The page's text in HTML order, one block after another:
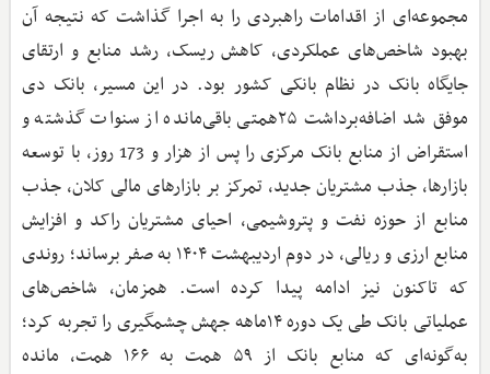
مجموعه‌ای از اقدامات راهبردی را به اجرا گذاشت که نتیجه آن
بهبود شاخص‌های عملکردی، کاهش ریسک، رشد منابع و ارتقای
جایگاه بانک در نظام بانکی کشور بود. در این مسیر، بانک دی
موفق شد اضافه‌برداشت ۲۵همتی باقی‌مانده از سنوات گذشته و
استقراض از منابع بانک مرکزی را پس از هزار و 173 روز، با توسعه
بازارها، جذب مشتریان جدید، تمرکز بر بازارهای مالی کلان، جذب
منابع از حوزه نفت و پتروشیمی، احیای مشتریان راکد و افزایش
منابع ارزی و ریالی، در دوم اردیبهشت ۱۴۰۴ به صفر برساند؛ روندی
که تاکنون نیز ادامه پیدا کرده است. همزمان، شاخص‌های
عملیاتی بانک طی یک دوره ۱۴ماهه جهش چشمگیری را تجربه کرد؛
به‌گونه‌ای که منابع بانک از ۵۹ همت به ۱۶۶ همت، مانده